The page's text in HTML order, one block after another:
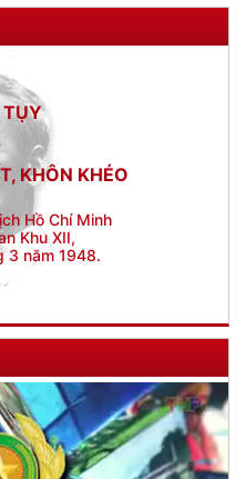
KHÔN KHÉO
Hồ Chí Minh
Khu XII,
3 năm 1948.